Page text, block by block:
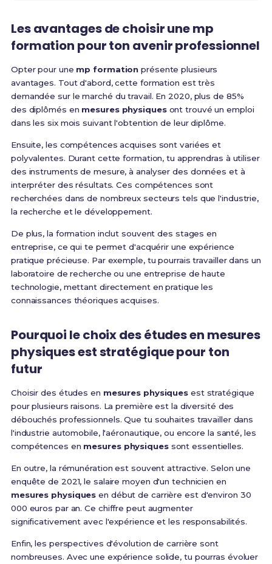
Les avantages de choisir une mp
formation pour ton avenir professionnel
Opter pour une mp formation présente plusieurs
avantages. Tout d'abord, cette formation est très
demandée sur le marché du travail. En 2020, plus de 85%
des diplômés en mesures physiquesont trouvé un emploi
dans les six mois suivant l'obtention de leur diplôme.
Ensuite, les compétences acquises sont variées et
polyvalentes. Durant cette formation, tu apprendras à utiliser
des instruments de mesure, à analyser des données et à
interpréter des résultats. Ces compétences sont
recherchées dans de nombreux secteurs tels que l'industrie,
la recherche et le développement.
De plus, la formation inclut souvent des stages en
entreprise, ce qui te permet d'acquérir une expérience
pratique précieuse. Par exemple, tu pourrais travailler dans un
laboratoire de recherche ou une entreprise de haute
technologie, mettant directement en pratique les
connaissances théoriques acquises.
Pourquoi le choix des études en mesures
physiques est stratégique pour ton
futur
Choisir des études en mesures physiques est stratégique
pour plusieurs raisons. La première est la diversité des
débouchés professionnels. Que tu souhaites travailler dans
l'industrie automobile, l'aéronautique, ou encore la santé, les
compétences en mesures physiquessont essentielles.
En outre, la rémunération est souvent attractive. Selon une
enquête de 2021, le salaire moyen d'un technicien en
mesures physiques en début de carrière est d'environ 30
000 euros par an. Ce chiffre peut augmenter
significativement avec l'expérience et les responsabilités.
Enfin, les perspectives d'évolution de carrière sont
nombreuses. Avec une expérience solide, tu pourras évoluer